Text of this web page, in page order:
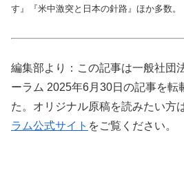
す』『米中激突と日本の針路』ほか多数。
編集部より：この記事は一般社団
ーラム 2025年6月30日の記事を転
た。オリジナル原稿を読みたい方
ラム公式サイト をご覧ください。